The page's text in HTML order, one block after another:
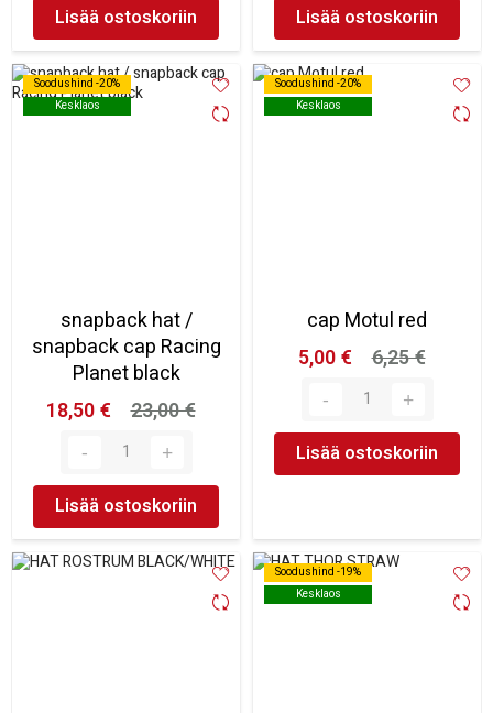
Lisää ostoskoriin Lisää ostoskoriin
Soodushind -20%
Kesklaos
Soodushind -20%
Kesklaos
snapback hat /
snapback cap Racing
Planet black
18,50 €
23,00 €
Lisää ostoskoriin
Soodushind -20%
Kesklaos
Soodushind -20%
Kesklaos
cap Motul red
5,00 €
6,25 €
Lisää ostoskoriin
Soodushind -19%
Kesklaos
Soodushind -19%
Kesklaos